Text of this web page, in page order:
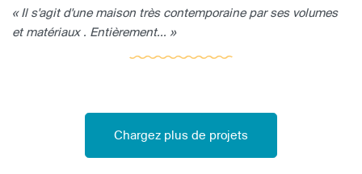
« Il s'agit d'une maison très contemporaine par ses volumes
et matériaux . Entièrement... »
Chargez plus de projets